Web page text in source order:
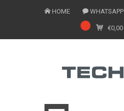
HOME WHATSAPP
€0,00